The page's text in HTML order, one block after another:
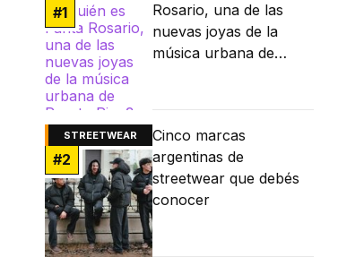
#1
Rosario, una de las
nuevas joyas de la
música urbana de
STREETWEAR
#2
Cinco marcas
argentinas de
streetwear que debés
conocer